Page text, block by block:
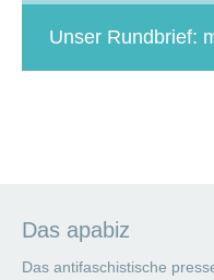
Unser Rundbrief:
Das apabiz
Das antifaschistische